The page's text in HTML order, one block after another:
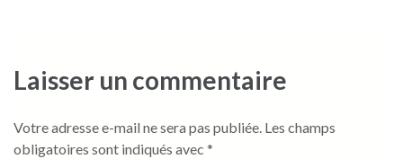
Laisser un commentaire
Votre adresse e-mail ne sera pas publiée. Les champs
obligatoires sont indiqués avec *